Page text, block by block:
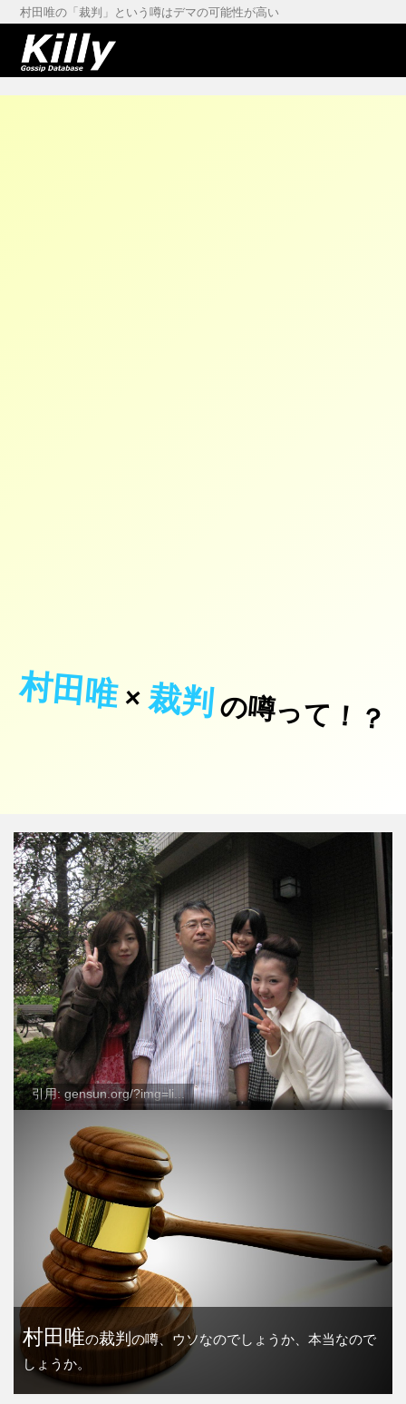
村田唯の「裁判」という噂はデマの可能性が高い
村田唯×裁判の噂って！？
引用: gensun.org/?img=li...
村田唯の裁判 の噂、ウソなのでしょうか、本当なので
しょうか。